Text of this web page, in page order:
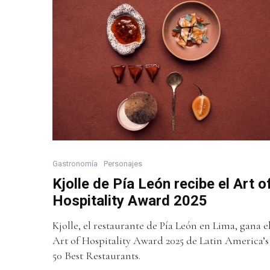
Gastronomía Personajes
Kjolle de Pía León recibe el Art
Hospitality Award 2025
Kjolle, el restaurante de Pía León en Lima, gana
Art of Hospitality Award 2025 de Latin America’s
50 Best Restaurants.